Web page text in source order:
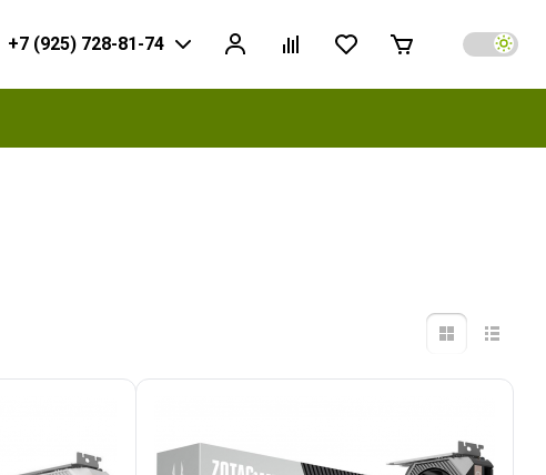
+7 (925) 728-81-74